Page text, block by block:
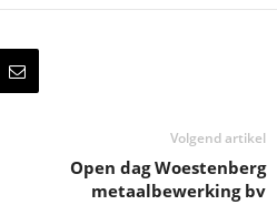
Volgend artikel
Open dag Woestenberg
metaalbewerking bv